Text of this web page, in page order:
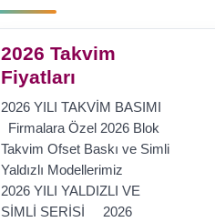
2026 Takvim
Fiyatları
2026 YILI TAKVİM BASIMI
Firmalara Özel 2026 Blok
Takvim Ofset Baskı ve Simli
Yaldızlı Modellerimiz
2026 YILI YALDIZLI VE
SİMLİ SERİSİ 2026